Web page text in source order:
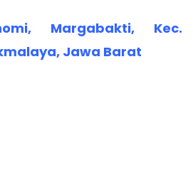
Margabakti, Kec.
Jawa Barat